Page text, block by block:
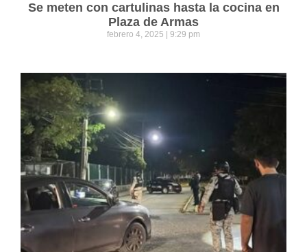
Se meten con cartulinas hasta la cocina en
Plaza de Armas
febrero 4, 2025 9:29 pm